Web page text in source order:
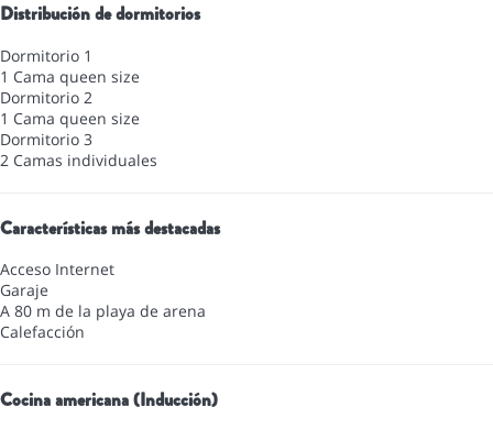
Distribución de dormitorios
Dormitorio 1
1 Cama queen size
Dormitorio 2
1 Cama queen size
Dormitorio 3
2 Camas individuales
Características más destacadas
Acceso Internet
Garaje
A 80 m de la playa de arena
Calefacción
Cocina americana (Inducción)